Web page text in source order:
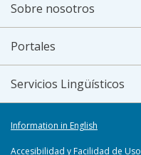
Sobre nosotros
Portales
Servicios Lingüísticos
Information in English
Accesibilidad y Facilidad de Uso